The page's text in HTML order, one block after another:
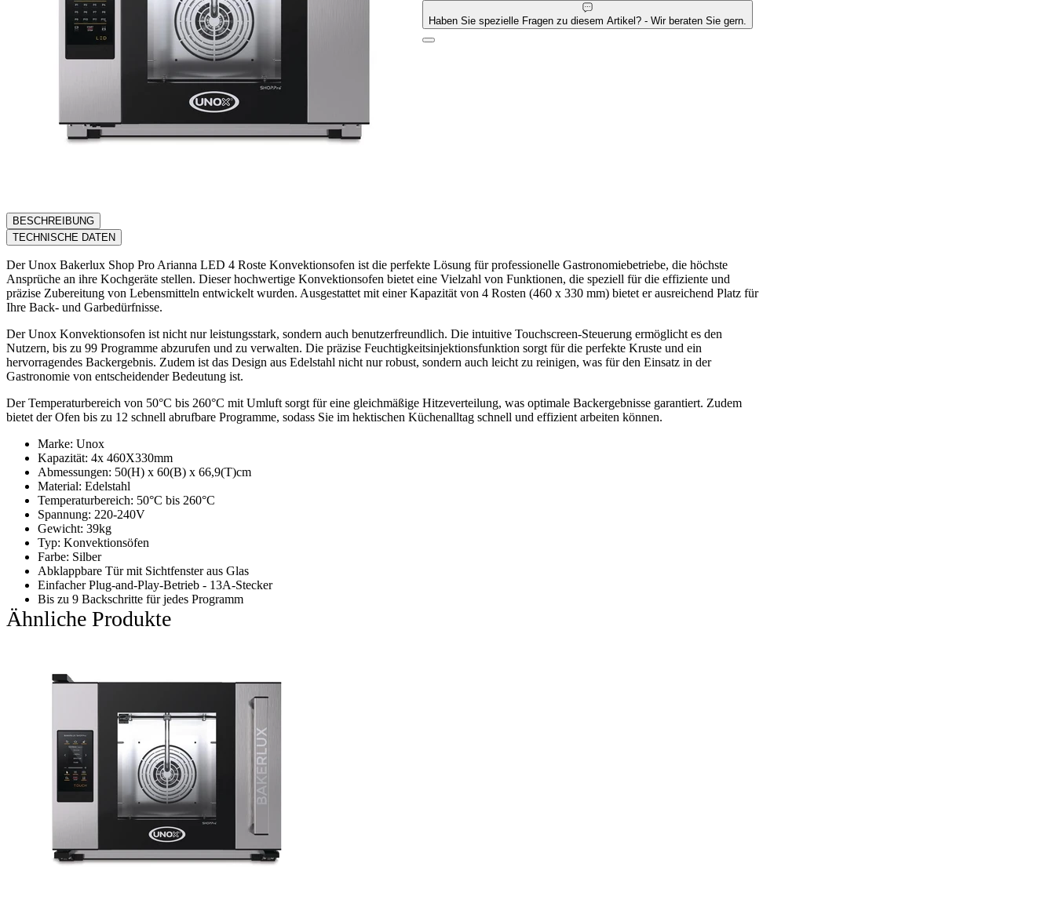
Haben Sie spezielle Fragen zu diesem Artikel? - Wir beraten Sie gern.
BESCHREIBUNG
TECHNISCHE DATEN
Der Unox Bakerlux Shop Pro Arianna LED 4 Roste Konvektionsofen ist die perfekte Lösung für professionelle Gastronomiebetriebe, die höchste
Ansprüche an ihre Kochgeräte stellen. Dieser hochwertige Konvektionsofen bietet eine Vielzahl von Funktionen, die speziell für die effiziente und
präzise Zubereitung von Lebensmitteln entwickelt wurden. Ausgestattet mit einer Kapazität von 4 Rosten (460 x 330 mm) bietet er ausreichend Platz für
Ihre Back- und Garbedürfnisse.
Der Unox Konvektionsofen ist nicht nur leistungsstark, sondern auch benutzerfreundlich. Die intuitive Touchscreen-Steuerung ermöglicht es den
Nutzern, bis zu 99 Programme abzurufen und zu verwalten. Die präzise Feuchtigkeitsinjektionsfunktion sorgt für die perfekte Kruste und ein
hervorragendes Backergebnis. Zudem ist das Design aus Edelstahl nicht nur robust, sondern auch leicht zu reinigen, was für den Einsatz in der
Gastronomie von entscheidender Bedeutung ist.
Der Temperaturbereich von 50°C bis 260°C mit Umluft sorgt für eine gleichmäßige Hitzeverteilung, was optimale Backergebnisse garantiert. Zudem
bietet der Ofen bis zu 12 schnell abrufbare Programme, sodass Sie im hektischen Küchenalltag schnell und effizient arbeiten können.
Marke: Unox
Kapazität: 4x 460X330mm
Abmessungen: 50(H) x 60(B) x 66,9(T)cm
Material: Edelstahl
Temperaturbereich: 50°C bis 260°C
Spannung: 220-240V
Gewicht: 39kg
Typ: Konvektionsöfen
Farbe: Silber
Abklappbare Tür mit Sichtfenster aus Glas
Einfacher Plug-and-Play-Betrieb - 13A-Stecker
Bis zu 9 Backschritte für jedes Programm
Ähnliche Produkte